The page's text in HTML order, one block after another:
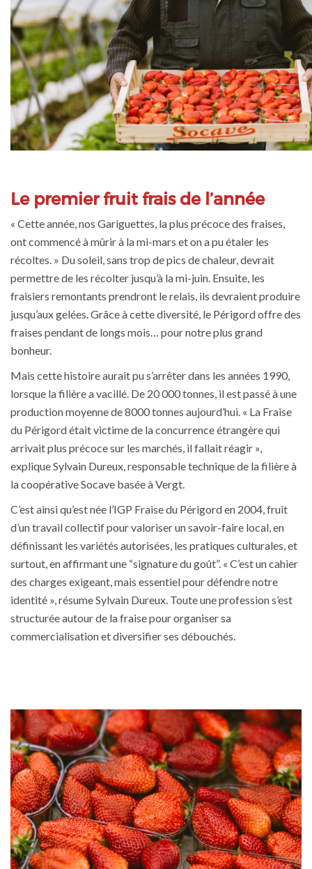
Le premier fruit frais de l’année
« Cette année, nos Gariguettes, la plus précoce des fraises,
ont commencé à mûrir à la mi-mars et on a pu étaler les
récoltes. » Du soleil, sans trop de pics de chaleur, devrait
permettre de les récolter jusqu’à la mi-juin. Ensuite, les
fraisiers remontants prendront le relais, ils devraient produire
jusqu’aux gelées. Grâce à cette diversité, le Périgord offre des
fraises pendant de longs mois… pour notre plus grand
bonheur.
Mais cette histoire aurait pu s’arrêter dans les années 1990,
lorsque la filière a vacillé. De 20 000 tonnes, il est passé à une
production moyenne de 8000 tonnes aujourd’hui. « La Fraise
du Périgord était victime de la concurrence étrangère qui
arrivait plus précoce sur les marchés, il fallait réagir »,
explique Sylvain Dureux, responsable technique de la filière à
la coopérative Socave basée à Vergt.
C’est ainsi qu’est née l’IGP Fraise du Périgord en 2004, fruit
d’un travail collectif pour valoriser un savoir-faire local, en
définissant les variétés autorisées, les pratiques culturales, et
surtout, en affirmant une “signature du goût”. « C’est un cahier
des charges exigeant, mais essentiel pour défendre notre
identité », résume Sylvain Dureux. Toute une profession s’est
structurée autour de la fraise pour organiser sa
commercialisation et diversifier ses débouchés.